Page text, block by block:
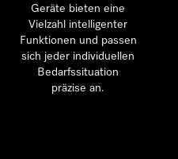
Geräte bieten eine
Vielzahl intelligenter
Funktionen und passen
sich jeder individuellen
Bedarfssituation
präzise an.